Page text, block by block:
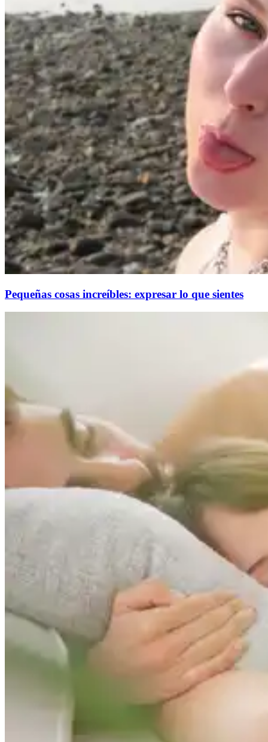
Pequeñas cosas increíbles: expresar lo que sientes